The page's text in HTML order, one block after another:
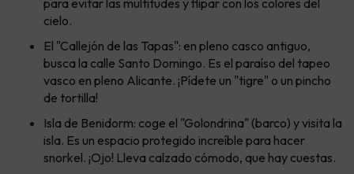
para evitar las multitudes y flipar con los colores del
cielo.
El "Callejón de las Tapas": en pleno casco antiguo,
busca la calle Santo Domingo. Es el paraíso del tapeo
vasco en pleno Alicante. ¡Pídete un "tigre" o un pincho
de tortilla!
Isla de Benidorm: coge el "Golondrina" (barco) y visita la
isla. Es un espacio protegido increíble para hacer
snorkel. ¡Ojo! Lleva calzado cómodo, que hay cuestas.